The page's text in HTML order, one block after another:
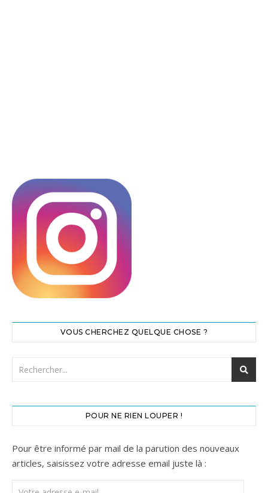
VOUS CHERCHEZ QUELQUE CHOSE ?
POUR NE RIEN LOUPER !
Pour être informé par mail de la parution des nouveaux
articles, saisissez votre adresse email juste là :
Votre adresse e-mail